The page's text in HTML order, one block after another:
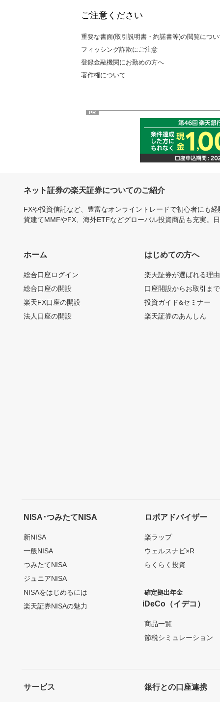
ご注意ください
重要な書面(取引説明書・約諾書等)の閲覧につ
フィッシング詐欺にご注意
登録金融機関にお勤めの方へ
著作権について
PR
ネット証券の楽天証券についてのご紹介
FXや投資信託など、豊富なオンライントレードで初心者にも
貨建てMMFやFX、海外ETFなどグローバル投資商品も充実。
ホーム
総合口座ログイン
総合口座の開設
楽天FX口座の開設
法人口座の開設
はじめての方へ
楽天証券が選ばれる理由
口座開設からお取引ま
投資ガイド&セミナー
楽天証券のあんしん
NISA･つみたてNISA
新NISA
一般NISA
つみたてNISA
ジュニアNISA
NISAをはじめるには
楽天証券NISAの魅力
ロボアドバイザー
楽ラップ
ウェルスナビ×R
らくらく投資
確定拠出年金
iDeCo（イデコ）
商品一覧
節税シミュレーション
サービス 銀行との口座連携